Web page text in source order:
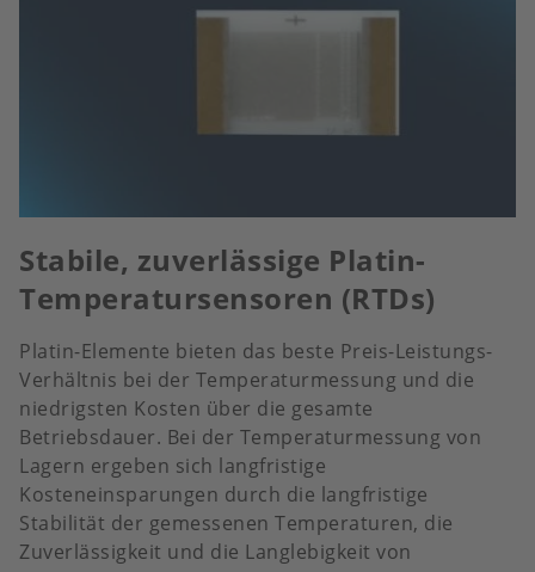
Stabile, zuverlässige Platin-
Temperatursensoren (RTDs)
Platin-Elemente bieten das beste Preis-Leistungs-
Verhältnis bei der Temperaturmessung und die
niedrigsten Kosten über die gesamte
Betriebsdauer. Bei der Temperaturmessung von
Lagern ergeben sich langfristige
Kosteneinsparungen durch die langfristige
Stabilität der gemessenen Temperaturen, die
Zuverlässigkeit und die Langlebigkeit von